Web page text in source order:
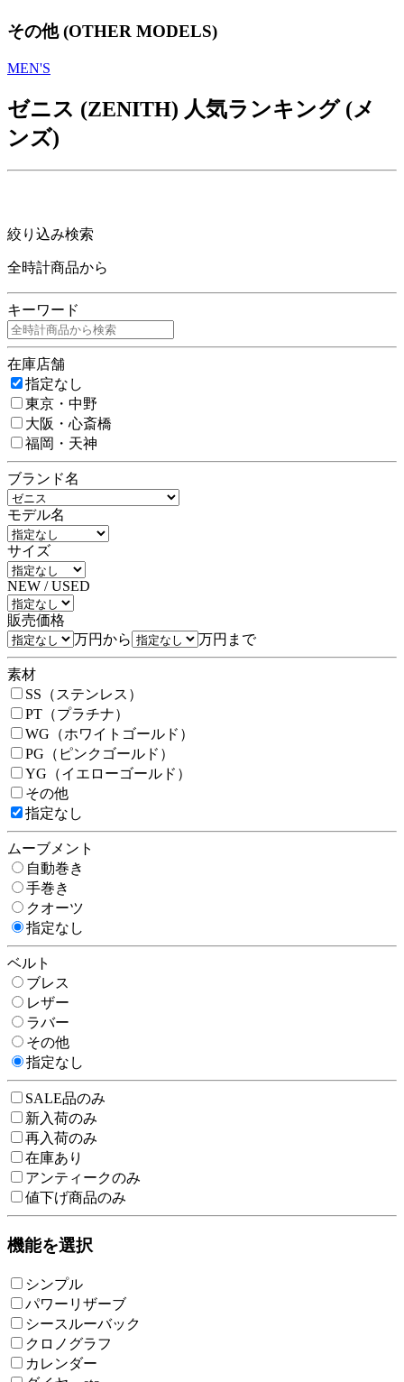
その他 (OTHER MODELS)
MEN'S
ゼニス (ZENITH) 人気ランキング (メ
ンズ)
絞り込み検索
全時計商品から
キーワード
在庫店舗
指定なし
東京・中野
大阪・心斎橋
福岡・天神
ブランド名
モデル名
サイズ
NEW / USED
販売価格
万円から
万円まで
素材
SS（ステンレス）
PT（プラチナ）
WG（ホワイトゴールド）
PG（ピンクゴールド）
YG（イエローゴールド）
その他
指定なし
ムーブメント
自動巻き
手巻き
クオーツ
指定なし
ベルト
ブレス
レザー
ラバー
その他
指定なし
SALE品のみ
新入荷のみ
再入荷のみ
在庫あり
アンティークのみ
値下げ商品のみ
機能を選択
シンプル
パワーリザーブ
シースルーバック
クロノグラフ
カレンダー